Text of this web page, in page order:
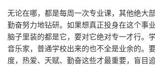
无论在哪，都是每周一次专业课，其他绝大
勤奋努力地钻研。如果想真正投身在这个事
脑子里装的都是它，要对它绝对专一才行。
音乐家，普通学校出来的也不全是业余的。
度，热爱、天赋、勤奋这些才最重要，盲目